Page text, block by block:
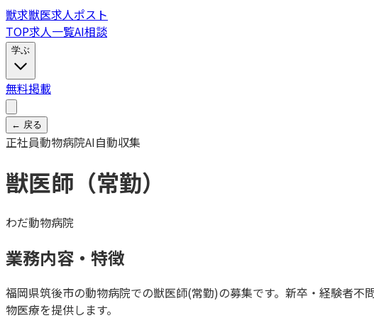
獣求獣医求人ポスト
TOP求人一覧AI相談
学ぶ
無料掲載
← 戻る
正社員動物病院AI自動収集
獣医師（常勤）
わだ動物病院
業務内容・特徴
福岡県筑後市の動物病院での獣医師(常勤)の募集です。新卒・経験者
物医療を提供します。